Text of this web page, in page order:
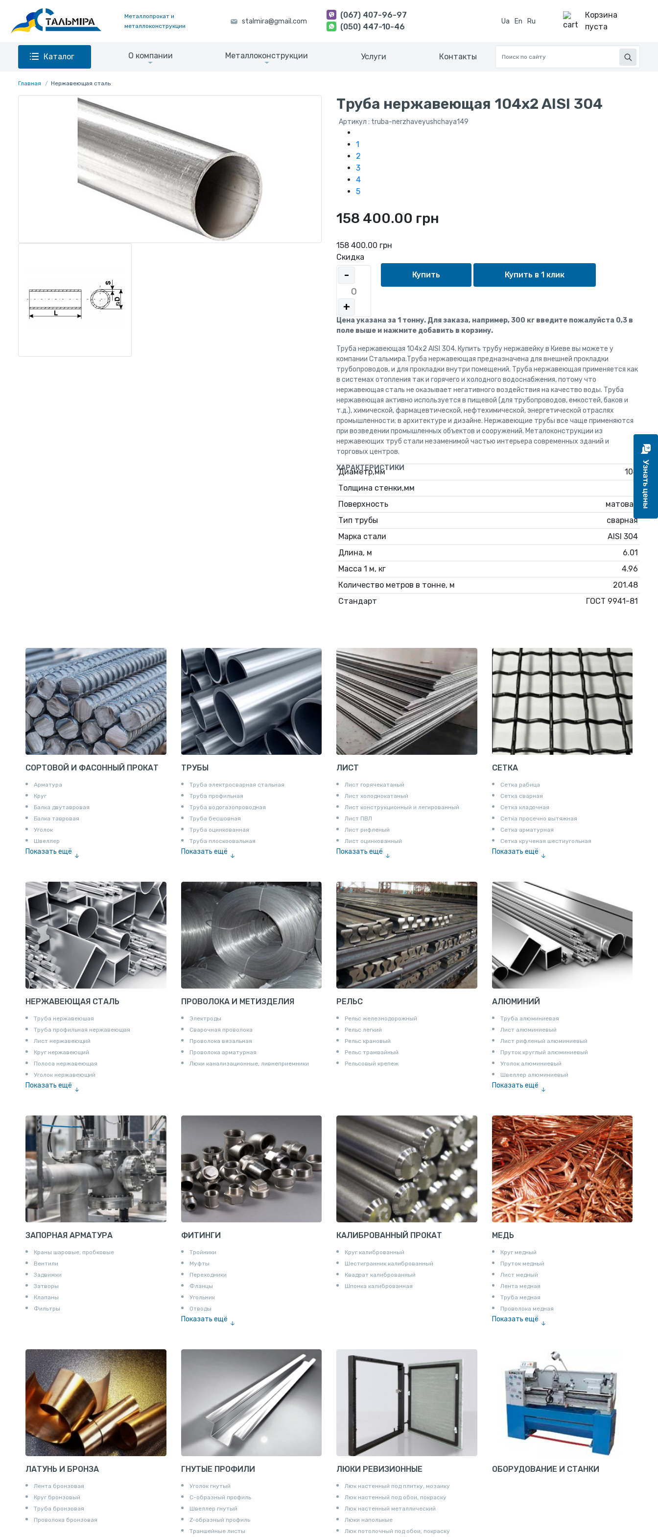
Металлопрокат и
металлоконструкции
(067) 407-96-97
(050) 447-10-46
Ua En Ru
Корзина
пуста
Каталог О компании Металлоконструкции Услуги Контакты
Главная Нержавеющая сталь
Труба нержавеющая 104x2 AISI 304
Артикул : truba-nerzhaveyushchaya149
1
2
3
4
5
158 400.00 грн
158 400.00 грн
Скидка
-
+
Купить в 1 клик
Цена указана за 1 тонну. Для заказа, например, 300 кг введите пожалуйста 0,3 в
поле выше и нажмите добавить в корзину.
Труба нержавеющая 104x2 AISI 304. Купить трубу нержавейку в Киеве вы можете у
компании Стальмира.Труба нержавеющая предназначена для внешней прокладки
трубопроводов, и для прокладки внутри помещений. Труба нержавеющая применяется как
в системах отопления так и горячего и холодного водоснабжения, потому что
нержавеющая сталь не оказывает негативного воздействия на качество воды. Труба
нержавеющая активно используется в пищевой (для трубопроводов, емкостей, баков и
т.д.), химической, фармацевтической, нефтехимической, энергетической отраслях
промышленности; в архитектуре и дизайне. Нержавеющие трубы все чаще применяются
при возведении промышленных объектов и сооружений. Металоконструкции из
нержавеющих труб стали незаменимой частью интерьера современных зданий и
торговых центров.
ХАРАКТЕРИСТИКИ
Диаметр,мм
104
Толщина стенки,мм
Поверхность
матовая
Тип трубы
сварная
Марка стали
AISI 304
Длина, м
6.01
Масса 1 м, кг
4.96
Количество метров в тонне, м
201.48
Стандарт
ГОСТ 9941-81
СОРТОВОЙ И ФАСОННЫЙ ПРОКАТ
Арматура
Круг
Балка двутавровая
Балка тавровая
Уголок
Швеллер
Показать ещё
Катанка
Шестигранник
Полособульб
Полукруг
Шпунт Ларсена
ТРУБЫ
Труба электросварная стальная
Труба профильная
Труба водогазопроводная
Труба бесшовная
Труба оцинкованная
Труба плоскоовальная
Показать ещё
ЛИСТ
Лист горячекатаный
Лист холоднокатаный
Лист конструкционный и легированный
Лист ПВЛ
Лист рифленый
Лист оцинкованный
Показать ещё
СЕТКА
Сетка рабица
Сетка сварная
Сетка кладочная
Сетка просечно вытяжная
Сетка арматурная
Сетка крученая шестиугольная
Показать ещё
НЕРЖАВЕЮЩАЯ СТАЛЬ
Труба нержавеюшая
Труба профильная нержавеющая
Лист нержавеющий
Круг нержавеющий
Полоса нержавеющая
Уголок нержавеющий
Показать ещё
ПРОВОЛОКА И МЕТИЗДЕЛИЯ
Электроды
Сварочная проволока
Проволока вязальная
Проволока арматурная
Люки канализационные, ливнеприемники
РЕЛЬС
Рельс железнодорожный
Рельс легкий
Рельс крановый
Рельс трамвайный
Рельсовый крепеж
АЛЮМИНИЙ
Труба алюминиевая
Лист алюминиевый
Лист рифленый алюминиевый
Пруток круглый алюминиевый
Уголок алюминиевый
Швеллер алюминиевый
Показать ещё
Шина электротехническая
Алюминиевая плита
Z профиль алюминиевый
Т профиль алюминиевый
Пруток квадратный алюминиевый
Полоса алюминиевая
Пруток шестигранный алюминиевый
ЗАПОРНАЯ АРМАТУРА
Краны шаровые, пробковые
Вентили
Задвижки
Затворы
Клапаны
Фильтры
ФИТИНГИ
Тройники
Муфты
Переходники
Фланцы
Угольник
Отводы
Показать ещё
Удлинители для труб
Крестовины
Контргайки
КАЛИБРОВАННЫЙ ПРОКАТ
Круг калиброванный
Шестигранник калиброванный
Квадрат калиброванный
Шпонка калиброванная
МЕДЬ
Круг медный
Пруток медный
Лист медный
Лента медная
Труба медная
Проволока медная
Показать ещё
ЛАТУНЬ И БРОНЗА
Лента бронзовая
Круг бронзовый
Труба бронзовая
Проволока бронзовая
ГНУТЫЕ ПРОФИЛИ
Уголок гнутый
С-образный профиль
Швеллер гнутый
Z-образный профиль
Траншейные листы
ЛЮКИ РЕВИЗИОННЫЕ
Люк настенный под плитку, мозаику
Люк настенный под обои, покраску
Люк настенный металлический
Люки напольные
Люк потолочный под обои, покраску
ОБОРУДОВАНИЕ И СТАНКИ